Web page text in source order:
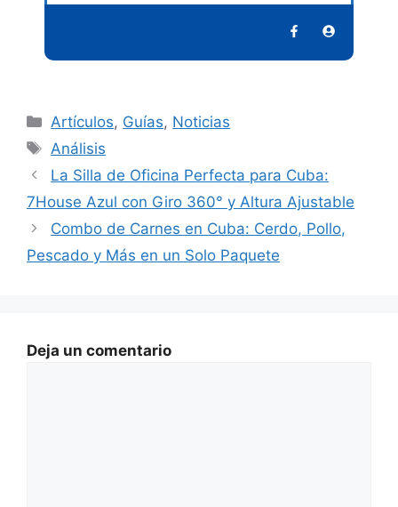
Categorías
Artículos, Guías, Noticias
Etiquetas
Análisis
La Silla de Oficina Perfecta para Cuba:
7House Azul con Giro 360° y Altura Ajustable
Combo de Carnes en Cuba: Cerdo, Pollo,
Pescado y Más en un Solo Paquete
Deja un comentario